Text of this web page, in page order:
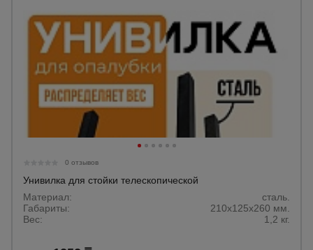
0 отзывов
Унивилка для стойки телескопической
Материал:
сталь.
Габариты:
210x125x260 мм.
Вес:
1,2 кг.